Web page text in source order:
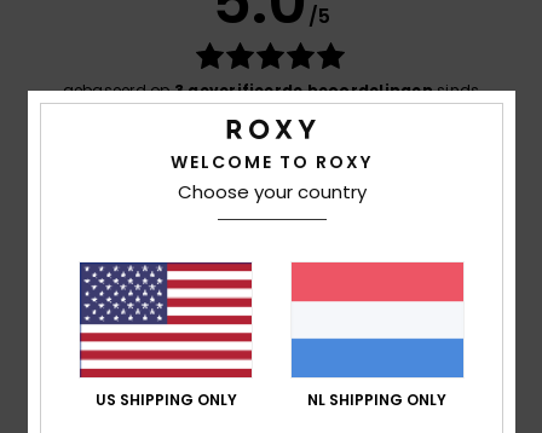
/5
gebaseerd op3 geverifieerde beoordelingensinds
100% van onze klanten bevelen dit product aan
Comfort
5.0
Prijs-kwaliteitverhouding
Maat
Materiaal
WELCOME TO ROXY
Choose your country
US SHIPPING ONLY NL SHIPPING ONLY